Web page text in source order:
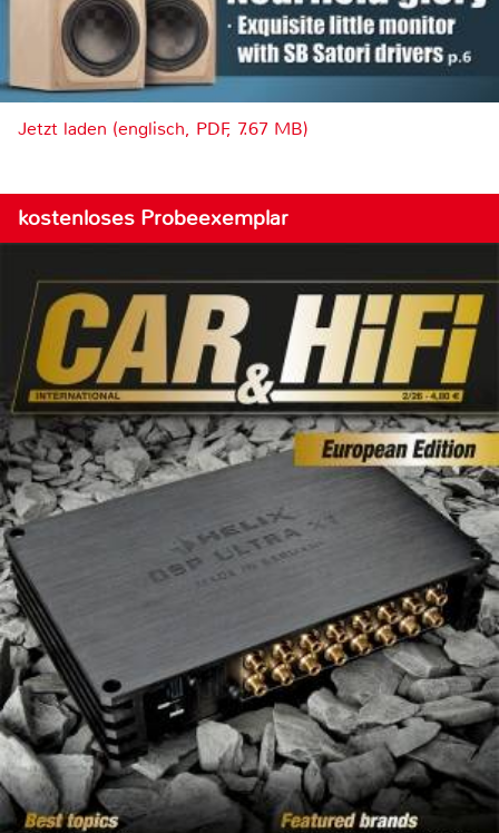
Jetzt laden (englisch, PDF, 7.67 MB)
kostenloses Probeexemplar